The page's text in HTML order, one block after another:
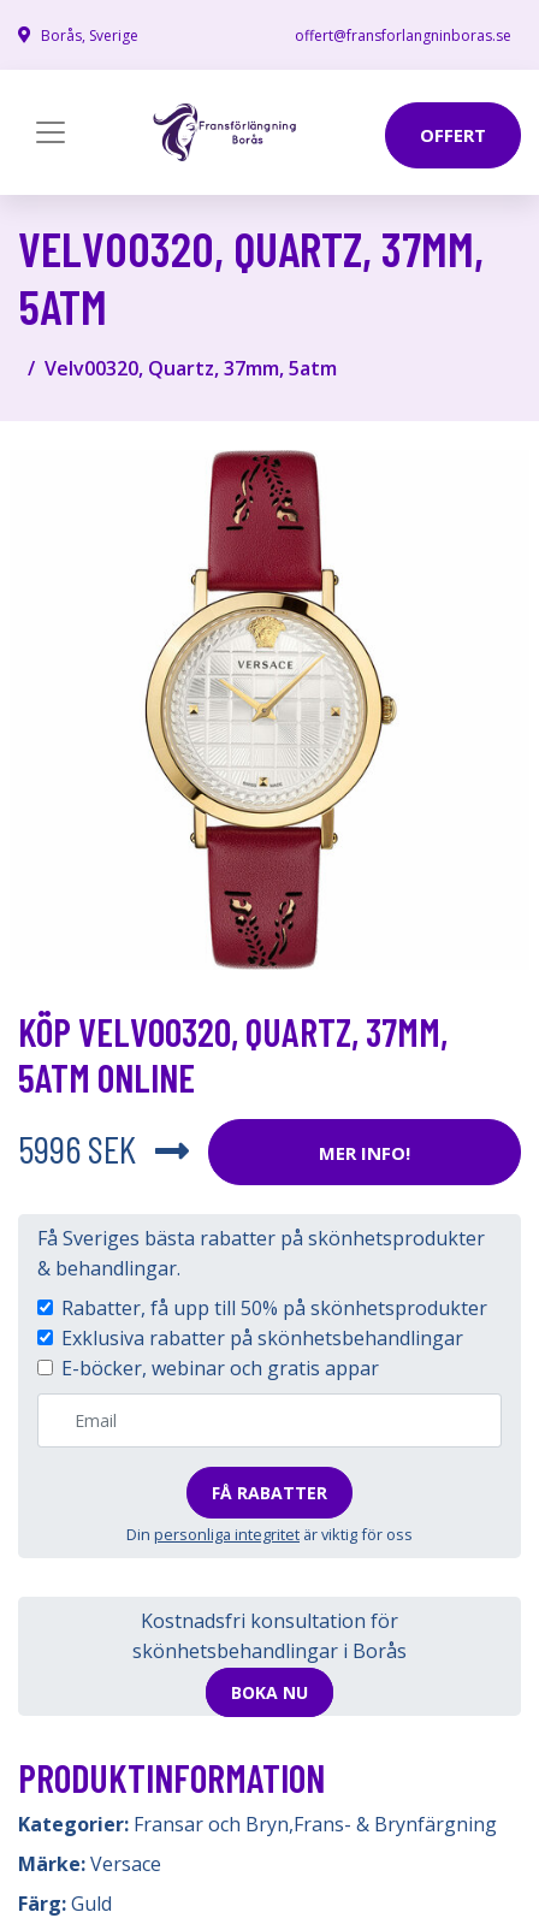
Borås, Sverige offert@fransforlangninboras.se
OFFERT
VELV00320, QUARTZ, 37MM,
5ATM
Velv00320, Quartz, 37mm, 5atm
KÖP VELV00320, QUARTZ, 37MM,
5ATM ONLINE
5996 SEK
MER INFO!
Få Sveriges bästa rabatter på skönhetsprodukter
& behandlingar.
Rabatter, få upp till 50% på skönhetsprodukter
Exklusiva rabatter på skönhetsbehandlingar
E-böcker, webinar och gratis appar
FÅ RABATTER
Din personliga integritet är viktig för oss
Kostnadsfri konsultation för
skönhetsbehandlingar i Borås
BOKA NU
PRODUKTINFORMATION
Kategorier: Fransar och Bryn,Frans- & Brynfärgning
Märke:Versace
Färg:Guld